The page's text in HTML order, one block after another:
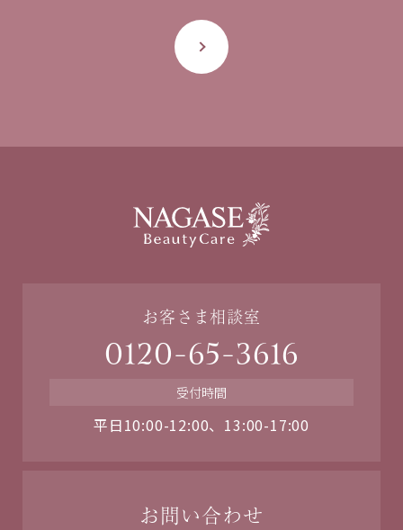
お客さま相談室
0120-65-3616
受付時間
平日10:00-12:00、13:00-17:00
お問い合わせ